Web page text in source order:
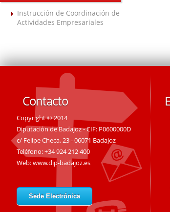
Instrucción de Coordinación de
Actividades Empresariales
Contacto
Copyright © 2014
Diputación de Badajoz - CIF: P0600000D
c/ Felipe Checa, 23 - 06071 Badajoz
Teléfono: +34 924 212 400
Web:www.dip-badajoz.es
Sede Electrónica